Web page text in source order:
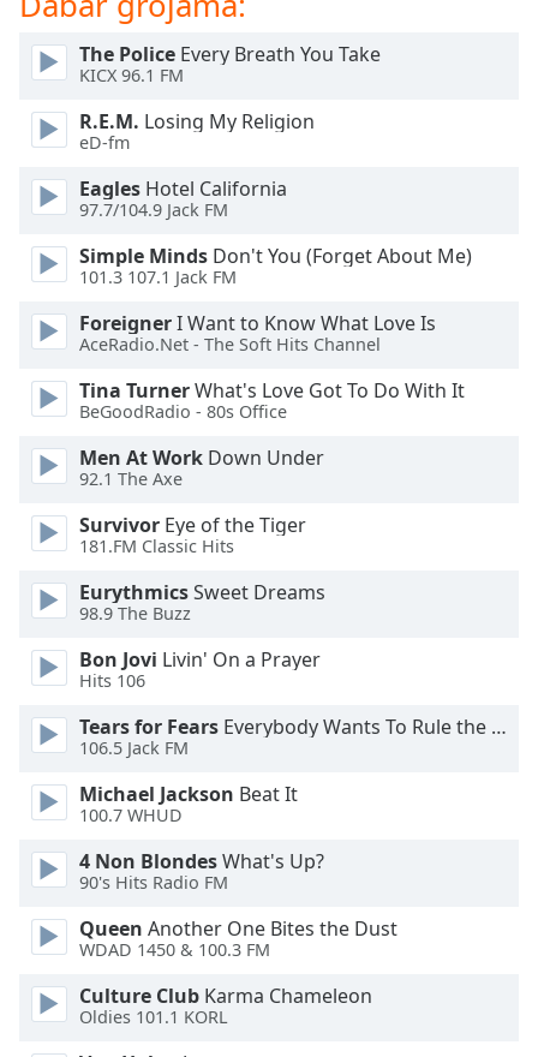
window.
Escape
cancel
close
window.
Color
Opacity
Background
Color
Opacity
Caption
Area
Color
Opacity
Font
Edge
Style
The Police Every Breath You Take
KICX 96.1 FM
R.E.M. Losing My Religion
eD-fm
Eagles Hotel California
97.7/104.9 Jack FM
Simple Minds Don't You (Forget About Me)
101.3 107.1 Jack FM
ForeignerI Want to Know What Love Is
AceRadio.Net - The Soft Hits Channel
Tina TurnerWhat's Love Got To Do With It
BeGoodRadio - 80s Office
Men At Work Down Under
92.1 The Axe
Survivor Eye of the Tiger
181.FM Classic Hits
EurythmicsSweet Dreams
98.9 The Buzz
Bon Jovi Livin' On a Prayer
Hits 106
Tears for Fears Everybody Wants To Rule the World
106.5 Jack FM
Michael Jackson Beat It
100.7 WHUD
4 Non BlondesWhat's Up?
90's Hits Radio FM
Queen Another One Bites the Dust
WDAD 1450 & 100.3 FM
Culture Club Karma Chameleon
Oldies 101.1 KORL